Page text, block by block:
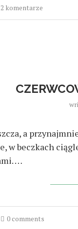
2 komentarze
a
w beczkach
…
0 comments